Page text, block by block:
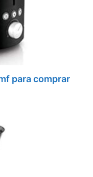
para comprar